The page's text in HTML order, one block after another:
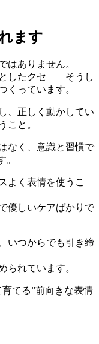
ます
はありません。
したクセ――そうし
くっています。
、正しく動かしてい
こと。
なく、意識と習慣で
。
よく表情を使うこ
優しいケアばかりで
いつからでも引き締
られています。
てる”前向きな表情